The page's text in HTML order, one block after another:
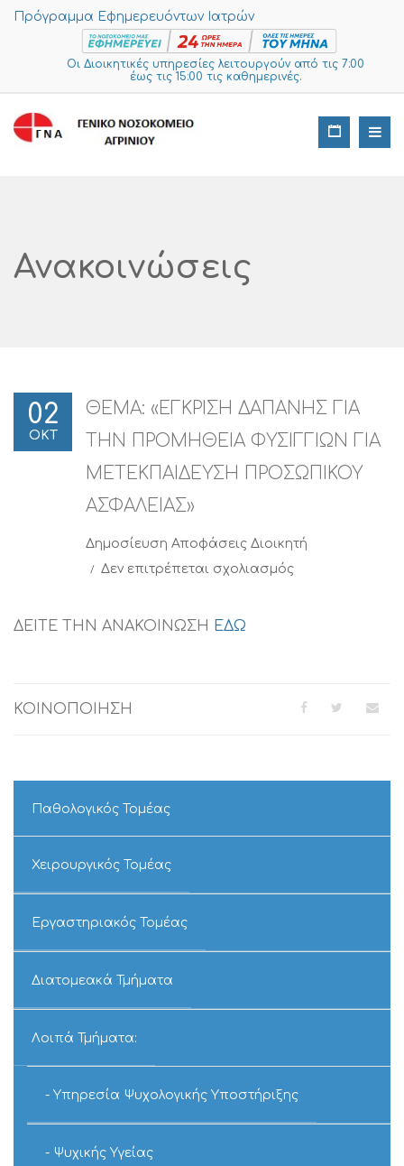
Πρόγραμμα Εφημερευόντων Ιατρών
Οι Διοικητικές υπηρεσίες λειτουργούν από τις 7:00
έως τις 15:00 τις καθημερινές.
Ανακοινώσεις
02
ΟΚΤ
ΘΕMA: «ΕΓΚΡΙΣΗ ΔΑΠΑΝΗΣ ΓΙΑ
ΤΗΝ ΠΡΟΜΗΘΕΙΑ ΦΥΣΙΓΓΙΩΝ ΓΙΑ
ΜΕΤΕΚΠΑΙΔΕΥΣΗ ΠΡΟΣΩΠΙΚΟΥ
ΑΣΦΑΛΕΙΑΣ»
Δημοσίευση Αποφάσεις Διοικητή
Δεν επιτρέπεται σχολιασμόςστο
ΓΙΑ
ΔΕΙΤΕ ΤΗΝ ΑΝΑΚΟΙΝΩΣΗ ΕΔΩ
ΚΟΙΝΟΠΟΙΗΣΗ
Παθολογικός Τομέας
Χειρουργικός Τομέας
Εργαστηριακός Τομέας
Διατομεακά Τμήματα
Λοιπά Τμήματα:
Υπηρεσία Ψυχολογικής Υποστήριξης
Ψυχικής Υγείας